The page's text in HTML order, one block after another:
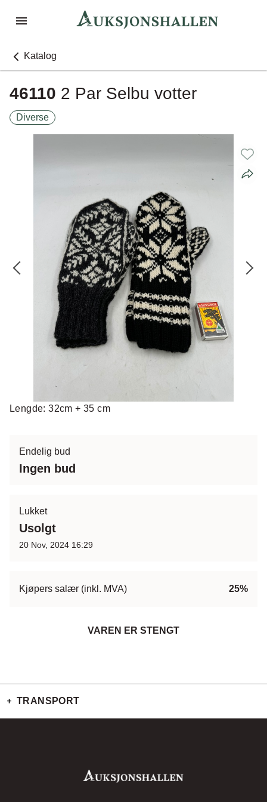
Katalog
46110 2 Par Selbu votter
Diverse
Lengde: 32cm + 35 cm
Endelig bud
Ingen bud
Lukket
Usolgt
20 Nov, 2024 16:29
Kjøpers salær (inkl. MVA) 25%
VAREN ER STENGT
TRANSPORT